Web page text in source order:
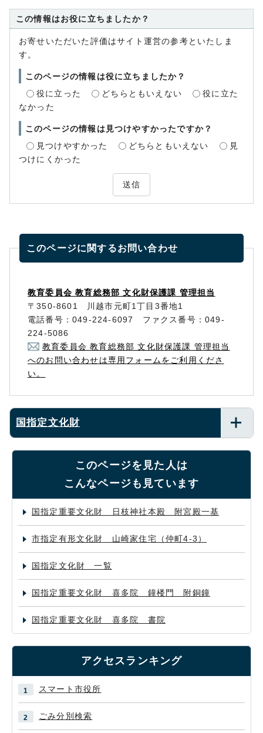
この情報はお役に立ちましたか？
お寄せいただいた評価はサイト運営の参考といたしま
す。
このページの情報は役に立ちましたか？
役に立った
どちらともいえない
役に立た
なかった
このページの情報は見つけやすかったですか？
見つけやすかった
どちらともいえない
見
つけにくかった
送信
このページに関するお問い合わせ
教育委員会 教育総務部 文化財保護課 管理担当
〒350-8601 川越市元町1丁目3番地1
電話番号：049-224-6097 ファクス番号：049-
224-5086
教育委員会 教育総務部 文化財保護課 管理担当
へのお問い合わせは専用フォームをご利用くださ
い。
国指定文化財
このページを見た人は
こんなページも見ています
国指定重要文化財 日枝神社本殿 附宮殿一基
市指定有形文化財 山崎家住宅（仲町4-3）
国指定文化財 一覧
国指定重要文化財 喜多院 鐘楼門 附銅鐘
国指定重要文化財 喜多院 書院
アクセスランキング
スマート市役所
ごみ分別検索